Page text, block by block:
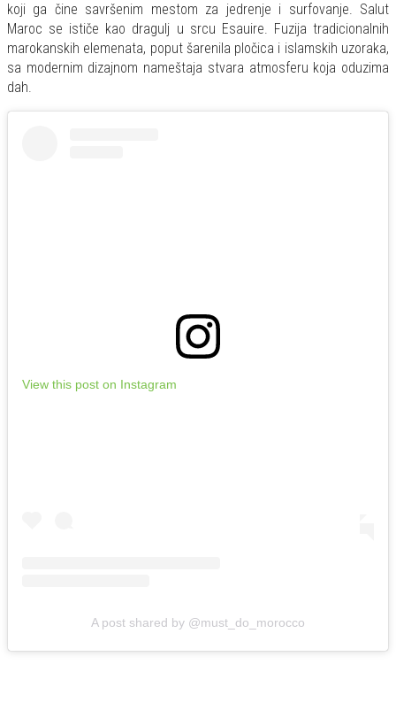
koji ga čine savršenim mestom za jedrenje i surfovanje. Salut
Maroc se ističe kao dragulj u srcu Esauire. Fuzija tradicionalnih
marokanskih elemenata, poput šarenila pločica i islamskih uzoraka,
sa modernim dizajnom nameštaja stvara atmosferu koja oduzima
dah.
View this post on Instagram
A post shared by @must_do_morocco